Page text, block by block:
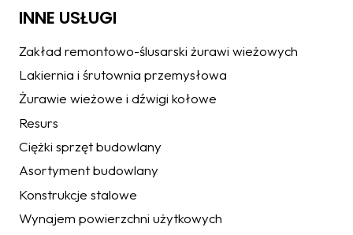
INNE USŁUGI
Zakład remontowo-ślusarski żurawi wieżowych
Lakiernia i śrutownia przemysłowa
Żurawie wieżowe i dźwigi kołowe
Resurs
Ciężki sprzęt budowlany
Asortyment budowlany
Konstrukcje stalowe
Wynajem powierzchni użytkowych